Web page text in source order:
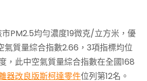
PM2.5均勻濃度19微克/立方米，優
氣質量綜合指數2.66，3項指標均位
，此中空氣質量綜合指數在全國168
器改良版斯柯達零件位列第12名。